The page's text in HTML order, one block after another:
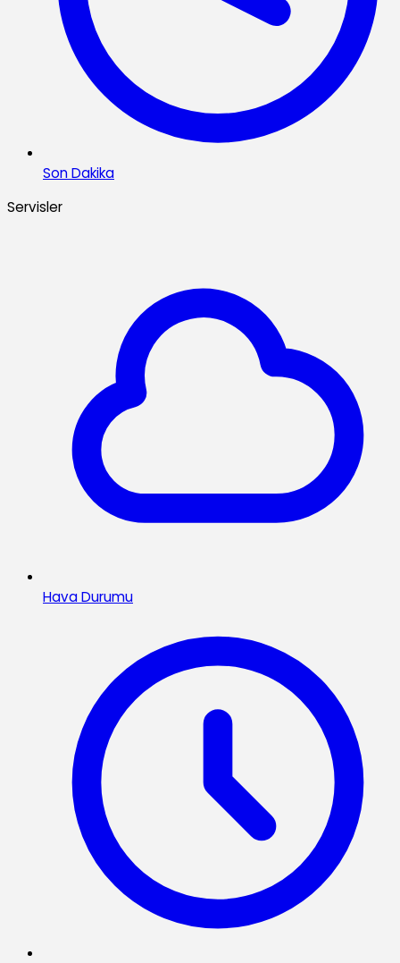
Son Dakika
Servisler
Hava Durumu